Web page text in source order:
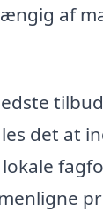
af
det at